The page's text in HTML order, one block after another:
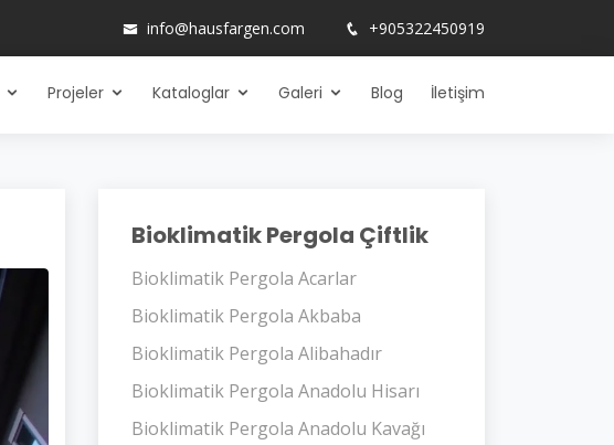
info@hausfargen.com +905322450919
Projeler Kataloglar Galeri Blog İletişim
Bioklimatik Pergola Çiftlik
Bioklimatik Pergola Acarlar
Bioklimatik Pergola Akbaba
Bioklimatik Pergola Alibahadır
Bioklimatik Pergola Anadolu Hisarı
Bioklimatik Pergola Anadolu Kavağı